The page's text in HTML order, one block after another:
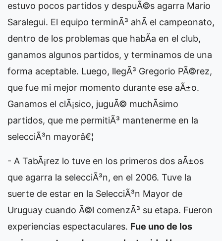
estuvo pocos partidos y despuÃ©s agarra Mario
Saralegui. El equipo terminÃ³ ahÃ­ el campeonato,
dentro de los problemas que habÃ­a en el club,
ganamos algunos partidos, y terminamos de una
forma aceptable. Luego, llegÃ³ Gregorio PÃ©rez,
que fue mi mejor momento durante ese aÃ±o.
Ganamos el clÃ¡sico, juguÃ© muchÃ­simo
partidos, que me permitiÃ³ mantenerme en la
selecciÃ³n mayorâ€¦
- A TabÃ¡rez lo tuve en los primeros dos aÃ±os
que agarra la selecciÃ³n, en el 2006. Tuve la
suerte de estar en la SelecciÃ³n Mayor de
Uruguay cuando Ã©l comenzÃ³ su etapa. Fueron
experiencias espectaculares. Fue uno de los